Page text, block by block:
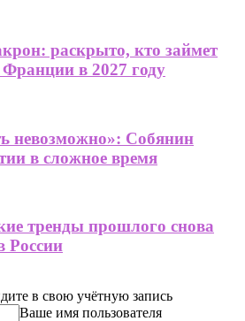
раскрыто, кто займет
Франции в 2027 году
невозможно»: Собянин
в сложное время
тренды прошлого снова
России
в свою учётную запись
Ваше имя пользователя